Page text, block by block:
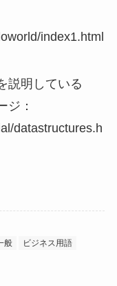
index1.html
説明している
ジ：
datastructures.h
般 ビジネス用語